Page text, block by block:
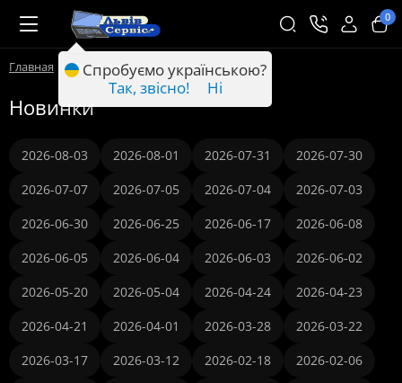
0
Главная Новинки
Новинки
2026-08-03 2026-08-01 2026-07-31
2026-07-30
2026-07-07
2026-07-05 2026-07-04
2026-07-03
2026-06-30
2026-06-25 2026-06-17
2026-06-08
2026-06-05
2026-06-04 2026-06-03
2026-06-02
2026-05-20
2026-05-04 2026-04-24
2026-04-23
2026-04-21
2026-04-01 2026-03-28
2026-03-22
2026-03-17
2026-03-12 2026-02-18
2026-02-06
Спробуємо українською?
Так, звісно!
Ні